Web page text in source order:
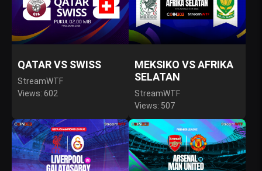
QATAR VS SWISS
StreamWTF
Views: 602
MEKSIKO VS AFRIKA
SELATAN
StreamWTF
Views: 507